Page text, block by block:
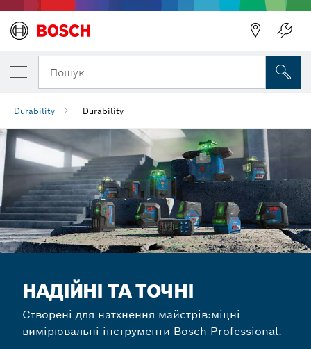
Пошук
Durability Durability
НАДІЙНІ ТА ТОЧНІ
Створені для натхнення майстрів:міцні
вимірювальні інструменти Bosch Professional.